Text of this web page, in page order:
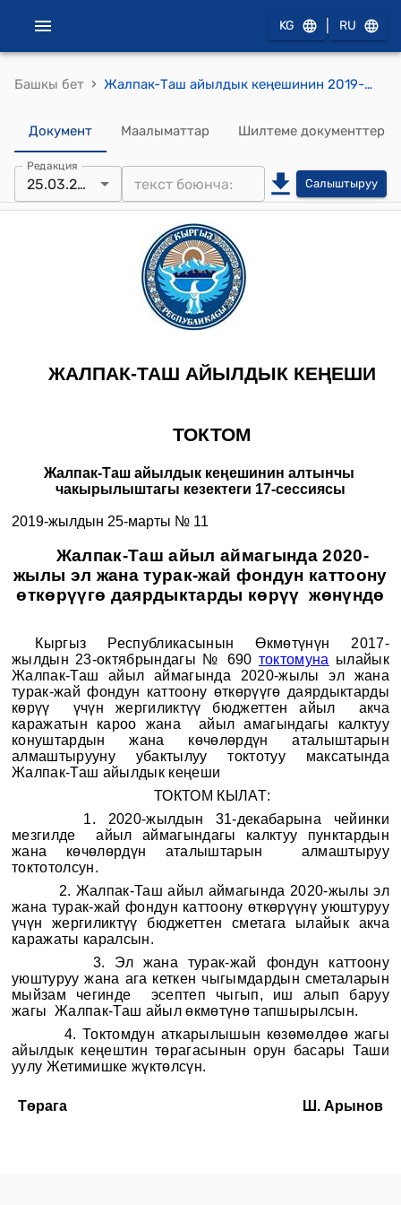
KG RU
Башкы бет › Жалпак-Таш айылдык кеңешинин 2019-жылдын 25-мартындагы № 11 "Жалпак-Таш айыл аймагында 2020-жылы эл жана турак-жай фондун каттоону өткөрүүгө даярдыктарды көрүү жөнүндө" токтому
Документ Маалыматтар Шилтеме документтер
Редакция
25.03.2019 Салыштыруу